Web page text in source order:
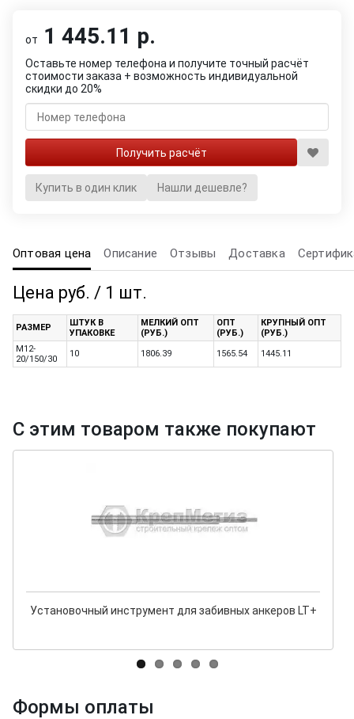
от 1 445.11 р.
Оставьте номер телефона и получите точный расчёт
стоимости заказа + возможность индивидуальной
скидки до 20%
Купить в один клик Нашли дешевле?
Оптовая цена Описание Отзывы Доставка
Цена руб. / 1 шт.
РАЗМЕР
ШТУК В
УПАКОВКЕ
МЕЛКИЙ ОПТ
(РУБ.)
ОПТ
(РУБ.)
КРУПНЫЙ ОПТ
(РУБ.)
M12-
20/150/30
10 1806.39 1565.54 1445.11
С этим товаром также покупают
Установочный инструмент для забивных анкеров LT+
Формы оплаты